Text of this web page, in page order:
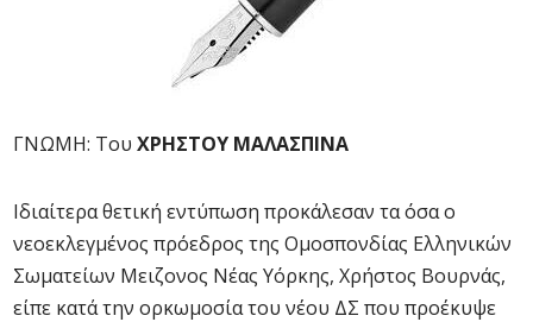
ΓΝΩΜΗ: Του ΧΡΗΣΤΟΥ ΜΑΛΑΣΠΙΝΑ
Ιδιαίτερα θετική εντύπωση προκάλεσαν τα όσα ο
νεοεκλεγμένος πρόεδρος της Ομοσπονδίας Ελληνικών
Σωματείων Μειζονος Νέας Υόρκης, Χρήστος Βουρνάς,
είπε κατά την ορκωμοσία του νέου ΔΣ που προέκυψε